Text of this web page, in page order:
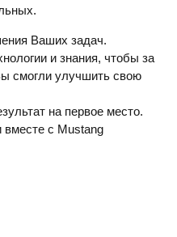
Ваших задач.
и знания, чтобы за
смогли улучшить свою
на первое место.
с Mustang